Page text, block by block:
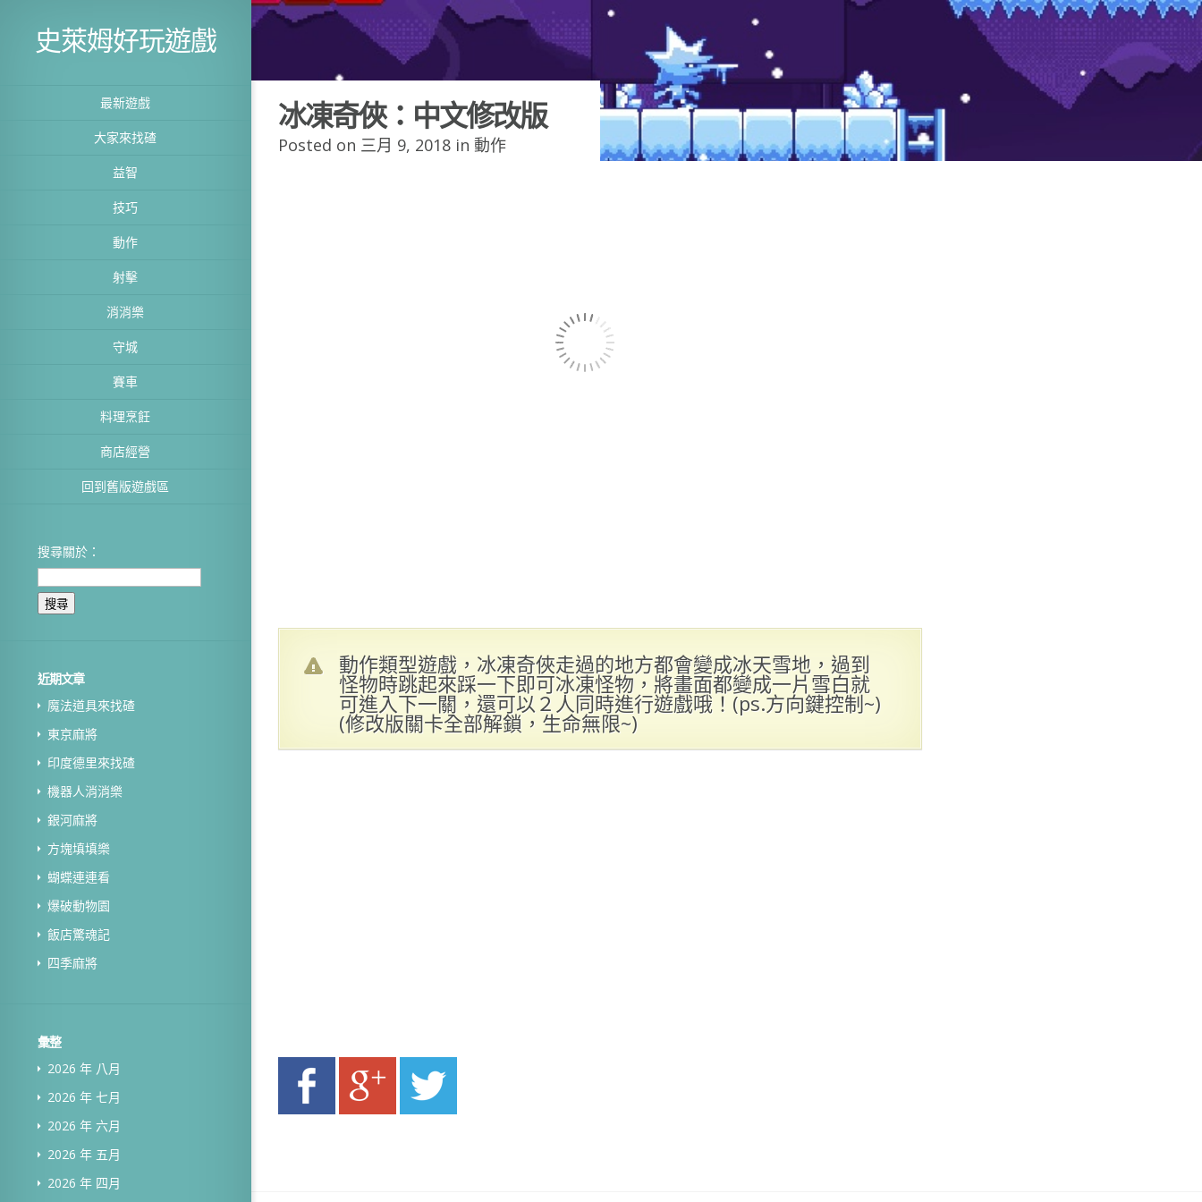
史萊姆好玩遊戲
最新遊戲
大家來找碴
益智
技巧
動作
射擊
消消樂
守城
賽車
料理烹飪
商店經營
回到舊版遊戲區
搜尋關於：
近期文章
魔法道具來找碴
東京麻將
印度德里來找碴
機器人消消樂
銀河麻將
方塊填填樂
蝴蝶連連看
爆破動物園
飯店驚魂記
四季麻將
彙整
2026 年 八月
2026 年 七月
2026 年 六月
2026 年 五月
2026 年 四月
冰凍奇俠：中文修改版
Posted on 三月 9, 2018 in 動作
動作類型遊戲，冰凍奇俠走過的地方都會變成冰天雪地，過到
怪物時跳起來踩一下即可冰凍怪物，將畫面都變成一片雪白就
可進入下一關，還可以２人同時進行遊戲哦！(ps.方向鍵控制~)
(修改版關卡全部解鎖，生命無限~)